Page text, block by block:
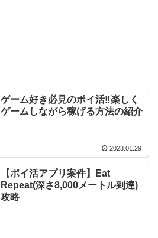
ゲーム好き必見のポイ活‼楽しく
ゲームしながら稼げる方法の紹介
2023.01.29
【ポイ活アプリ案件】Eat
Repeat(深さ8,000メートル到達)
攻略